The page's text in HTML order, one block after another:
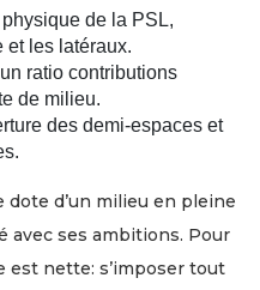
de la PSL,
et les latéraux.
ratio contributions
de milieu.
des demi-espaces et
dote d’un milieu en pleine
avec ses ambitions. Pour
est nette: s’imposer tout